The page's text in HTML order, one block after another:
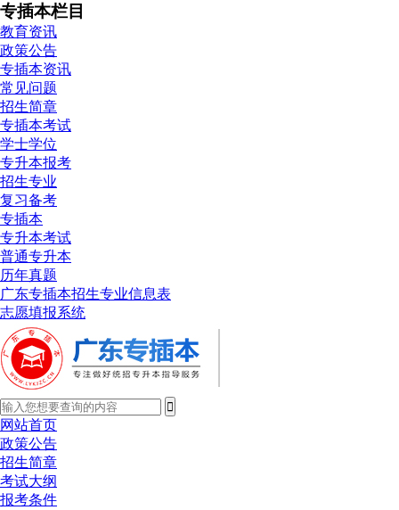
专插本栏目
教育资讯
政策公告
专插本资讯
常见问题
招生简章
专插本考试
学士学位
专升本报考
招生专业
复习备考
专插本
专升本考试
普通专升本
历年真题
广东专插本招生专业信息表
志愿填报系统
网站首页
政策公告
招生简章
考试大纲
报考条件